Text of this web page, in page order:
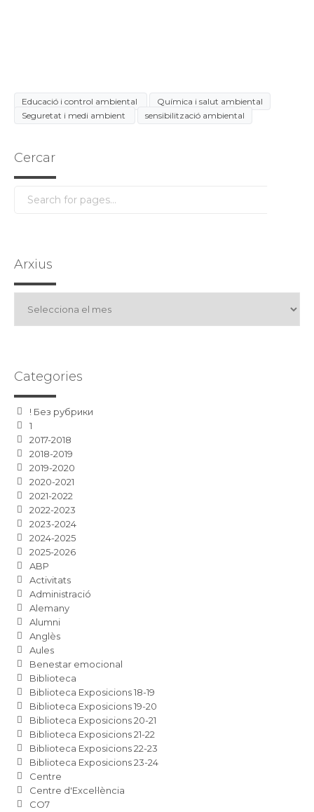
Educació i control ambiental
Química i salut ambiental
Seguretat i medi ambient
sensibilització ambiental
Cercar
Arxius
Categories
! Без рубрики
1
2017-2018
2018-2019
2019-2020
2020-2021
2021-2022
2022-2023
2023-2024
2024-2025
2025-2026
ABP
Activitats
Administració
Alemany
Alumni
Anglès
Aules
Benestar emocional
Biblioteca
Biblioteca Exposicions 18-19
Biblioteca Exposicions 19-20
Biblioteca Exposicions 20-21
Biblioteca Exposicions 21-22
Biblioteca Exposicions 22-23
Biblioteca Exposicions 23-24
Centre
Centre d'Excel·lència
CO7